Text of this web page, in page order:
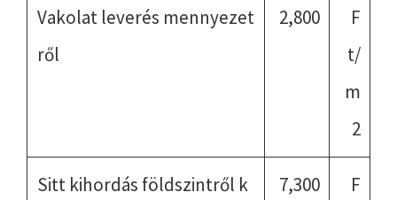
Vakolat leverés mennyezet
ről
2,800
F
t/
m
2
Sitt kihordás földszintről k
7,300
F